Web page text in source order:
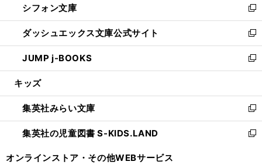
く
で
開
く
ィ
ン
ド
ウ
で
開
い
ウ
ィ
ン
ド
ウ
開
く
シフォン文庫
新
し
い
ウ
ィ
ン
ウ
で
開
く
ダッシュエックス文庫公式サイト
新
し
い
ウ
ン
ド
ウ
で
JUMP j-BOOKS
新
し
ウ
ィ
ン
ド
キッズ
集英社みらい文庫
新
し
い
集英社の児童図書 S-KIDS.LAND
新
オンラインストア・ その他WEBサービス